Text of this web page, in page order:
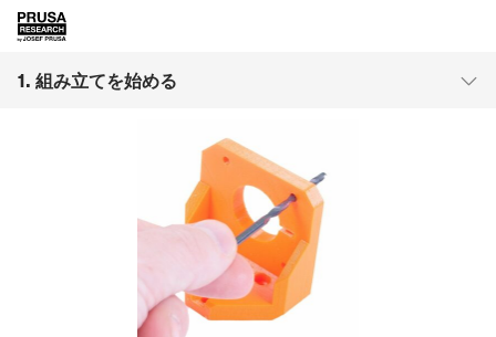
1. 組み立てを始める